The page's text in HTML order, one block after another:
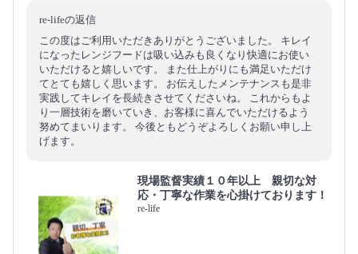
re-lifeの返信
この度はご利用いただきありがとうございました。 キレイ
になったレンジフードは吸い込みも良くなり快適にお使い
いただけると嬉しいです。 また仕上がりにも満足いただけ
てとても嬉しく思います。 お伝えしたメンテナンスも是非
実践してキレイを長続きさせてくださいね。 これからもよ
り一層技術を磨いていき、お客様に喜んでいただけるよう
努めてまいります。 今後ともどうぞよろしくお願い申し上
げます。
現場監督実績１０年以上 親切な対
応・丁寧な作業を心掛けております！
re-life